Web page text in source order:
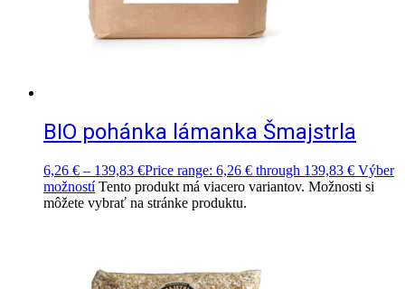
BIO pohánka lámanka Šmajstrla
6,26 € – 139,83 €Price range: 6,26 € through 139,83 € Výber
možností Tento produkt má viacero variantov. Možnosti si
môžete vybrať na stránke produktu.